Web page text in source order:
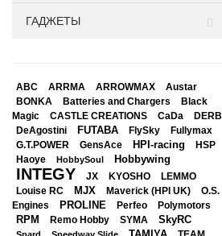
ГАДЖЕТЫ
ABC ARRMA ARROWMAX Austar
BONKA Batteries and Chargers
Black
Magic
CASTLE CREATIONS CaDa DERB
DeAgostini FUTABA FlySky Fullymax
G.T.POWER GensAce HPI-racing
HSP
Haoye
HobbySoul Hobbywing
INTEGY JX KYOSHO
LEMMO
Louise RC
MJX Maverick (HPI UK)
O.S.
Engines
PROLINE Perfeo Polymotors
RPM Remo Hobby SYMA SkyRC